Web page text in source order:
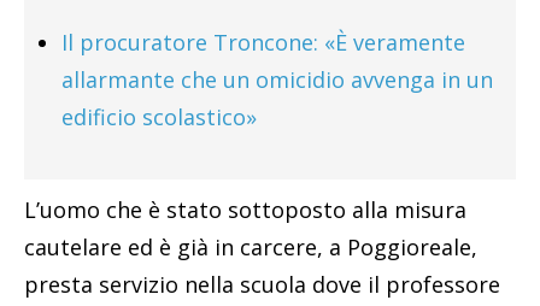
Il procuratore Troncone: «È veramente
allarmante che un omicidio avvenga in un
edificio scolastico»
L’uomo che è stato sottoposto alla misura
cautelare ed è già in carcere, a Poggioreale,
presta servizio nella scuola dove il professore